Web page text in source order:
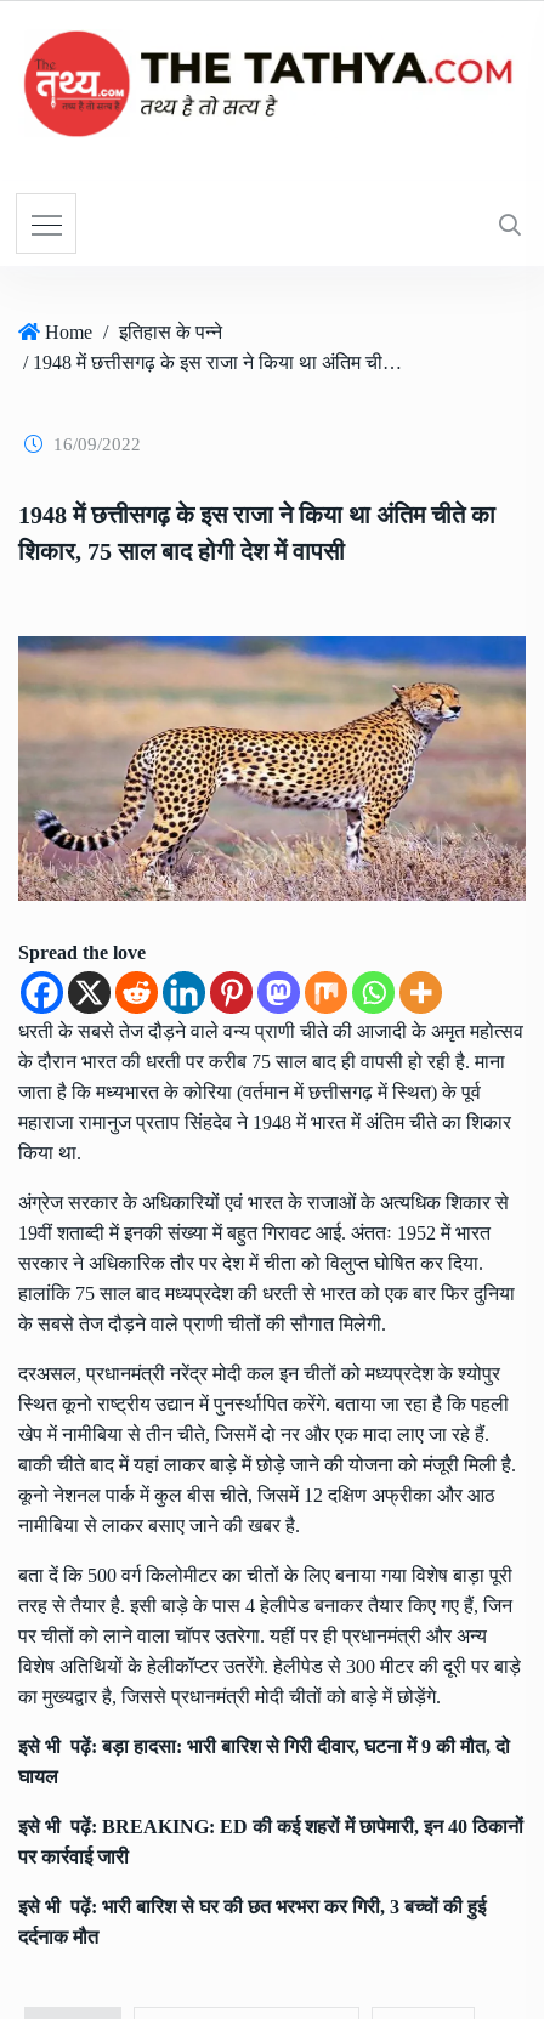
Home / इतिहास के पन्ने
/ 1948 में छत्तीसगढ़ के इस राजा ने किया था अंतिम चीते का शिकार, 75 साल बाद होगी देश में वापसी
16/09/2022
1948 में छत्तीसगढ़ के इस राजा ने किया था अंतिम चीते का
शिकार, 75 साल बाद होगी देश में वापसी
Spread the love
धरती के सबसे तेज दौड़ने वाले वन्य प्राणी चीते की आजादी के अमृत महोत्सव
के दौरान भारत की धरती पर करीब 75 साल बाद ही वापसी हो रही है. माना
जाता है कि मध्यभारत के कोरिया (वर्तमान में छत्तीसगढ़ में स्थित) के पूर्व
महाराजा रामानुज प्रताप सिंहदेव ने 1948 में भारत में अंतिम चीते का शिकार
किया था.
अंग्रेज सरकार के अधिकारियों एवं भारत के राजाओं के अत्यधिक शिकार से
19वीं शताब्दी में इनकी संख्या में बहुत गिरावट आई. अंततः 1952 में भारत
सरकार ने अधिकारिक तौर पर देश में चीता को विलुप्त घोषित कर दिया.
हालांकि 75 साल बाद मध्यप्रदेश की धरती से भारत को एक बार फिर दुनिया
के सबसे तेज दौड़ने वाले प्राणी चीतों की सौगात मिलेगी.
दरअसल, प्रधानमंत्री नरेंद्र मोदी कल इन चीतों को मध्यप्रदेश के श्योपुर
स्थित कूनो राष्ट्रीय उद्यान में पुनर्स्‍थापित करेंगे. बताया जा रहा है कि पहली
खेप में नामीबिया से तीन चीते, जिसमें दो नर और एक मादा लाए जा रहे हैं.
बाकी चीते बाद में यहां लाकर बाड़े में छोड़े जाने की योजना को मंजूरी मिली है.
कूनो नेशनल पार्क में कुल बीस चीते, जिसमें 12 दक्षिण अफ्रीका और आठ
नामीबिया से लाकर बसाए जाने की खबर है.
बता दें कि 500 वर्ग किलोमीटर का चीतों के लिए बनाया गया विशेष बाड़ा पूरी
तरह से तैयार है. इसी बाड़े के पास 4 हेलीपेड बनाकर तैयार किए गए हैं, जिन
पर चीतों को लाने वाला चॉपर उतरेगा. यहीं पर ही प्रधानमंत्री और अन्य
विशेष अतिथियों के हेलीकॉप्टर उतरेंगे. हेलीपेड से 300 मीटर की दूरी पर बाड़े
का मुख्यद्वार है, जिससे प्रधानमंत्री मोदी चीतों को बाड़े में छोड़ेंगे.
इसे भी पढ़ें:बड़ा हादसा: भारी बारिश से गिरी दीवार, घटना में 9 की मौत, दो
घायल
इसे भी पढ़ें: BREAKING: ED की कई शहरों में छापेमारी, इन 40 ठिकानों
पर कार्रवाई जारी
इसे भी पढ़ें: भारी बारिश से घर की छत भरभरा कर गिरी, 3 बच्चों की हुई
दर्दनाक मौत